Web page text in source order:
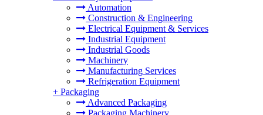
Automation
Construction & Engineering
Electrical Equipment & Services
Industrial Equipment
Industrial Goods
Machinery
Manufacturing Services
Refrigeration Equipment
+ Packaging
Advanced Packaging
Packaging Machinery